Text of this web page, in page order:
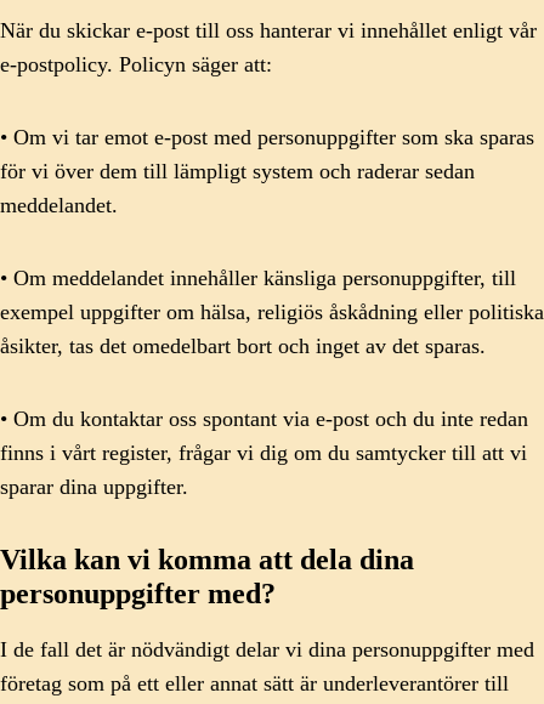
När du skickar e-post till oss hanterar vi innehållet enligt vår
e-postpolicy. Policyn säger att:
• Om vi tar emot e-post med personuppgifter som ska sparas
för vi över dem till lämpligt system och raderar sedan
meddelandet.
• Om meddelandet innehåller känsliga personuppgifter, till
exempel uppgifter om hälsa, religiös åskådning eller politiska
åsikter, tas det omedelbart bort och inget av det sparas.
• Om du kontaktar oss spontant via e-post och du inte redan
finns i vårt register, frågar vi dig om du samtycker till att vi
sparar dina uppgifter.
Vilka kan vi komma att dela dina
personuppgifter med?
I de fall det är nödvändigt delar vi dina personuppgifter med
företag som på ett eller annat sätt är underleverantörer till